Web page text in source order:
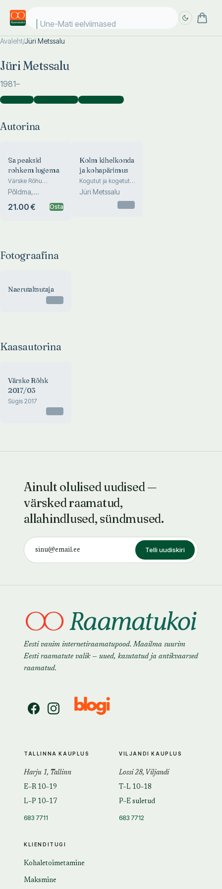
Une-Mati eelviimased
Avaleht/Jüri Metssalu
Jüri Metssalu
1981–
Autorina )Fotograafina )Kaasautorina )
Autorina
Sa peaksid
rohkem lugema
Värske Rõhu
päevikute raamat
Põldma,
Toomistu, Kartau,
21.00 € Osta
Kolm kihelkonda
ja kohapärimus
Kogutut ja kogetut
2004. aasta
välitöödelt Rapla,
Jüri Metssalu
Fotograafina
Naerutaltsutaja
Kaasautorina
Värske Rõhk
2017/03
Sügis 2017
Ainult olulised uudised —
värsked raamatud,
allahindlused, sündmused.
Telli uudiskiri
Eesti vanim internetiraamatupood. Maailma suurim
Eesti raamatute valik — uued, kasutatud ja antikvaarsed
raamatud.
KLIENDITUGI
Kohaletoimetamine
Maksmine
TALLINNA KAUPLUS
Harju 1, Tallinn
E–R 10–19
L–P 10–17
683 7711
VILJANDI KAUPLUS
Lossi 28, Viljandi
T–L 10–18
P–E suletud
683 7712